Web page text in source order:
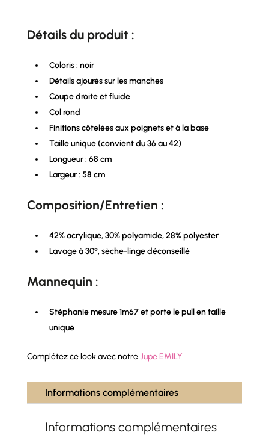
Détails du produit :
Coloris : noir
Détails ajourés sur les manches
Coupe droite et fluide
Col rond
Finitions côtelées aux poignets et à la base
Taille unique (convient du 36 au 42)
Longueur : 68 cm
Largeur : 58 cm
Composition/Entretien :
42% acrylique, 30% polyamide, 28% polyester
Lavage à 30°, sèche-linge déconseillé
Mannequin :
Stéphanie mesure 1m67 et porte le pull en taille
unique
Complétez ce look avec notreJupe EMILY
Informations complémentaires
Informations complémentaires